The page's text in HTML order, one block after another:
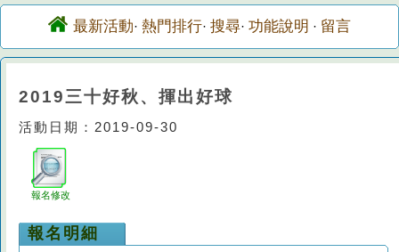
最新活動· 熱門排行· 搜尋· 功能說明 · 留言
2019三十好秋、揮出好球
活動日期：2019-09-30
報名修改
報名明細